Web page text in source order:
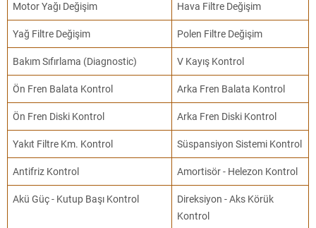
Motor Yağı Değişim Hava Filtre Değişim
Yağ Filtre Değişim Polen Filtre Değişim
Bakım Sıfırlama (Diagnostic) V Kayış Kontrol
Ön Fren Balata Kontrol Arka Fren Balata Kontrol
Ön Fren Diski Kontrol Arka Fren Diski Kontrol
Yakıt Filtre Km. Kontrol Süspansiyon Sistemi Kontrol
Antifriz Kontrol Amortisör - Helezon Kontrol
Akü Güç - Kutup Başı Kontrol
Direksiyon - Aks Körük
Kontrol